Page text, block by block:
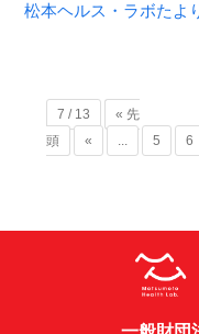
松本ヘルス・ラボたよ
7 / 13
« 先
頭
« ... 5 6